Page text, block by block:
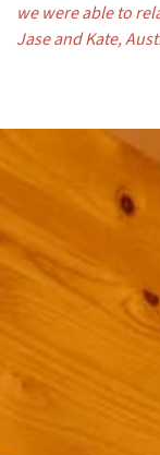
we were able to
Jase and Kate,